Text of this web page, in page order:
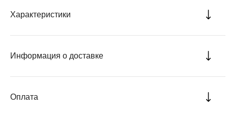
Характеристики
Информация о доставке
Оплата